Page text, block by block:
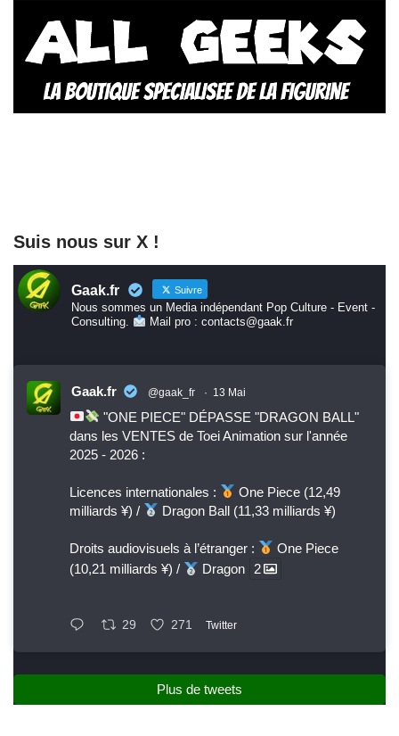
Suis nous sur X !
Gaak.fr Suivre
Nous sommes un Media indépendant Pop Culture - Event -
Consulting.
Mail pro : contacts@gaak.fr
Gaak.fr @gaak_fr · 13 Mai
"ONE PIECE" DÉPASSE "DRAGON BALL"
dans les VENTES de Toei Animation sur l'année
2025 - 2026 :
Licences internationales :
One Piece (12,49
milliards ¥) /
Dragon Ball (11,33 milliards ¥)
Droits audiovisuels à l’étranger :
One Piece
(10,21 milliards ¥) /
Dragon 2
29 271 Twitter
Plus de tweets